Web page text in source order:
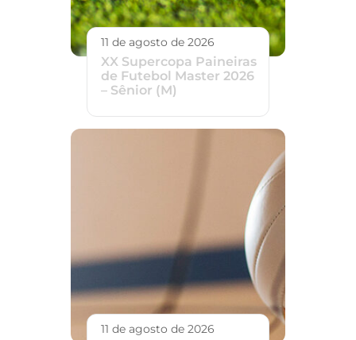
11 de agosto de 2026
XX Supercopa Paineiras
de Futebol Master 2026
– Sênior (M)
11 de agosto de 2026